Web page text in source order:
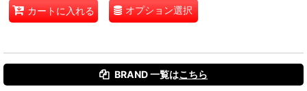
カートに入れる オプション選択
BRAND 一覧はこちら